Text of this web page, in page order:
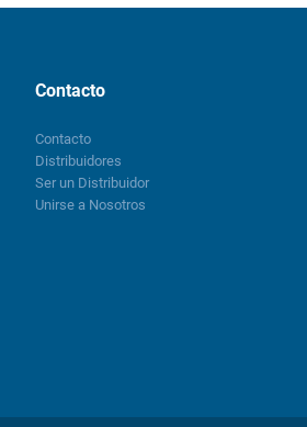
Contacto
Contacto
Distribuidores
Ser un Distribuidor
Unirse a Nosotros